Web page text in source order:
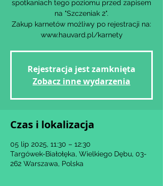
spotkaniach tego poziomu przed zapisem
na "Szczeniak 2".
Zakup karnetów możliwy po rejestracji na:
www.hauvard.pl/karnety
Rejestracja jest zamknięta
Zobacz inne wydarzenia
Czas i lokalizacja
05 lip 2025, 11:30 – 12:30
Targówek-Białołęka, Wielkiego Dębu, 03-
262 Warszawa, Polska